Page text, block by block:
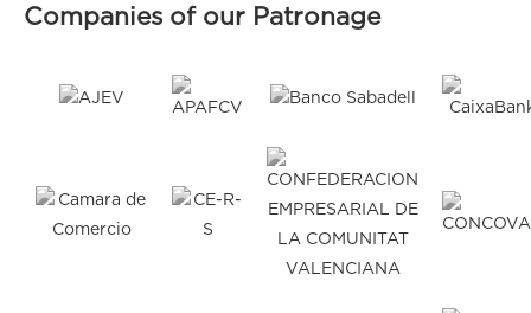
Companies of our Patronage